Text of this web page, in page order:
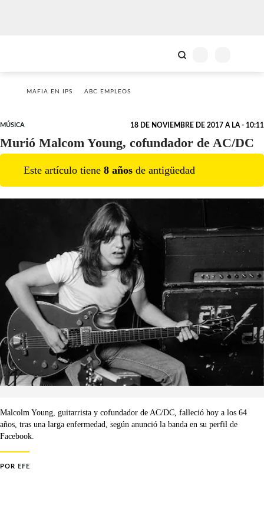
MAFIA EN IPS ABC EMPLEOS
MÚSICA 18 DE NOVIEMBRE DE 2017 A LA - 10:11
Murió Malcom Young, cofundador de AC/DC
Este artículo tiene 8 años de antigüedad
Malcolm Young, guitarrista y cofundador de AC/DC, falleció hoy a los 64
años, tras una larga enfermedad, según anunció la banda en su perfil de
Facebook.
POR EFE